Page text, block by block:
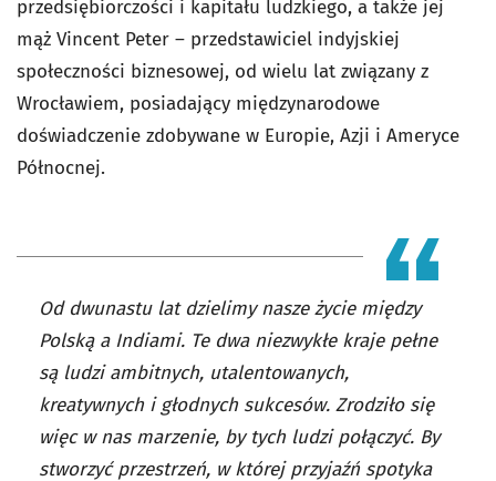
przedsiębiorczości i kapitału ludzkiego, a także jej
mąż Vincent Peter – przedstawiciel indyjskiej
społeczności biznesowej, od wielu lat związany z
Wrocławiem, posiadający międzynarodowe
doświadczenie zdobywane w Europie, Azji i Ameryce
Północnej.
Od dwunastu lat dzielimy nasze życie między
Polską a Indiami. Te dwa niezwykłe kraje pełne
są ludzi ambitnych, utalentowanych,
kreatywnych i głodnych sukcesów. Zrodziło się
więc w nas marzenie, by tych ludzi połączyć. By
stworzyć przestrzeń, w której przyjaźń spotyka